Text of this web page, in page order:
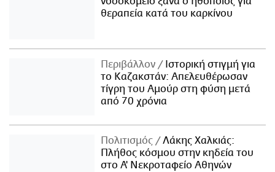
θεραπεία κατά του καρκίνου
Περιβάλλον
Ιστορική στιγμή για
το Καζακστάν: Απελευθέρωσαν
τίγρη του Αμούρ στη φύση μετά
από 70 χρόνια
Πολιτισμός
Λάκης Χαλκιάς:
Πλήθος κόσμου στην κηδεία του
στο Α' Νεκροταφείο Αθηνών